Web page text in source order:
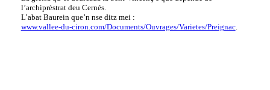
l’archiprèstrat deu Cernés.
L’abat Baurein que’n nse ditz mei :
www.vallee-du-ciron.com/Documents/Ouvrages/Varietes/Preignac.